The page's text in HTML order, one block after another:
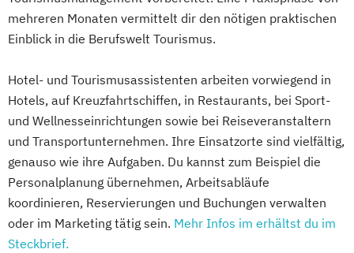
mehreren Monaten vermittelt dir den nötigen praktischen
Einblick in die Berufswelt Tourismus.
Hotel- und Tourismusassistenten arbeiten vorwiegend in
Hotels, auf Kreuzfahrtschiffen, in Restaurants, bei Sport-
und Wellnesseinrichtungen sowie bei Reiseveranstaltern
und Transportunternehmen. Ihre Einsatzorte sind vielfältig,
genauso wie ihre Aufgaben. Du kannst zum Beispiel die
Personalplanung übernehmen, Arbeitsabläufe
koordinieren, Reservierungen und Buchungen verwalten
oder im Marketing tätig sein. Mehr Infos im erhältst du im
Steckbrief.